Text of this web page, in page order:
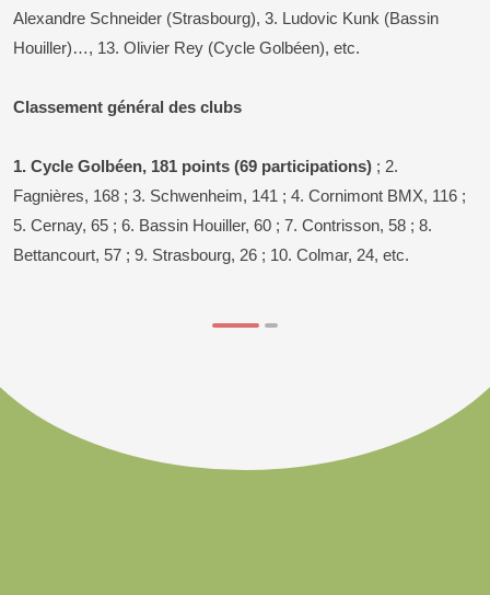
Alexandre Schneider (Strasbourg), 3. Ludovic Kunk (Bassin
Houiller)…, 13. Olivier Rey (Cycle Golbéen), etc.
Classement général des clubs
1. Cycle Golbéen, 181 points (69 participations) ; 2.
Fagnières, 168 ; 3. Schwenheim, 141 ; 4. Cornimont BMX, 116 ;
5. Cernay, 65 ; 6. Bassin Houiller, 60 ; 7. Contrisson, 58 ; 8.
Bettancourt, 57 ; 9. Strasbourg, 26 ; 10. Colmar, 24, etc.